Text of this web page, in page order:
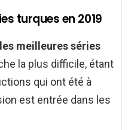
turques en 2019
meilleures séries
la plus difficile, étant
qui ont été à
est entrée dans les